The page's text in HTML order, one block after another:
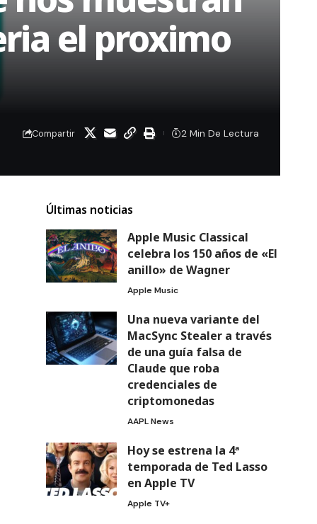
el proximo
Compartir 2 Min De Lectura
Últimas noticias
Apple Music Classical
celebra los 150 años de «El
anillo» de Wagner
Apple Music
Una nueva variante del
MacSync Stealer a través
de una guía falsa de
Claude que roba
credenciales de
criptomonedas
AAPL News
Hoy se estrena la 4ª
temporada de Ted Lasso
en Apple TV
Apple TV+